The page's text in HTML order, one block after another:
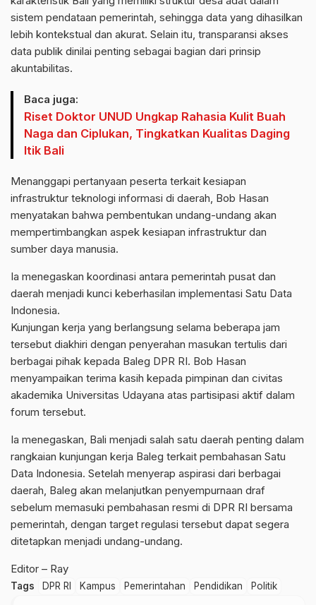
sistem pendataan pemerintah, sehingga data yang dihasilkan
lebih kontekstual dan akurat. Selain itu, transparansi akses
data publik dinilai penting sebagai bagian dari prinsip
akuntabilitas.
Baca juga:
Riset Doktor UNUD Ungkap Rahasia Kulit Buah
Naga dan Ciplukan, Tingkatkan Kualitas Daging
Itik Bali
Menanggapi pertanyaan peserta terkait kesiapan
infrastruktur teknologi informasi di daerah, Bob Hasan
menyatakan bahwa pembentukan undang-undang akan
mempertimbangkan aspek kesiapan infrastruktur dan
sumber daya manusia.
Ia menegaskan koordinasi antara pemerintah pusat dan
daerah menjadi kunci keberhasilan implementasi Satu Data
Indonesia.
Kunjungan kerja yang berlangsung selama beberapa jam
tersebut diakhiri dengan penyerahan masukan tertulis dari
berbagai pihak kepada Baleg DPR RI. Bob Hasan
menyampaikan terima kasih kepada pimpinan dan civitas
akademika Universitas Udayana atas partisipasi aktif dalam
forum tersebut.
Ia menegaskan, Bali menjadi salah satu daerah penting dalam
rangkaian kunjungan kerja Baleg terkait pembahasan Satu
Data Indonesia. Setelah menyerap aspirasi dari berbagai
daerah, Baleg akan melanjutkan penyempurnaan draf
sebelum memasuki pembahasan resmi di DPR RI bersama
pemerintah, dengan target regulasi tersebut dapat segera
ditetapkan menjadi undang-undang.
Editor – Ray
Tags DPR RI Kampus Pemerintahan Pendidikan Politik